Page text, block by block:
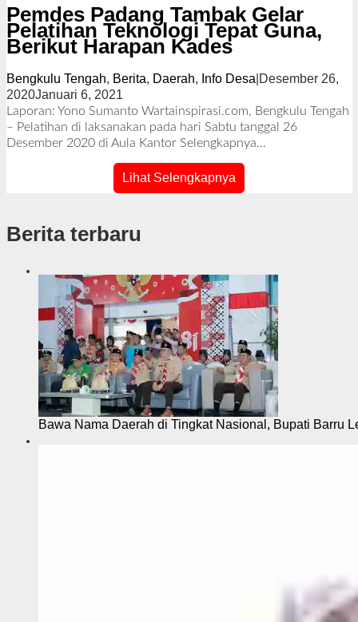
Pemdes Padang Tambak Gelar
Pelatihan Teknologi Tepat Guna,
Berikut Harapan Kades
Bengkulu Tengah, Berita, Daerah, Info Desa Desember 26,
2020Januari 6, 2021
l
e
h
e
d
s
Laporan: Yono Sumanto Wartainspirasi.com, Bengkulu Tengah
– Pelatihan di laksanakan pada hari Sabtu tanggal 26
Desember 2020 di Aula Kantor Selengkapnya…
Lihat Selengkapnya
Berita terbaru
Bawa Nama Daerah di Tingkat Nasional, Bupati Barru